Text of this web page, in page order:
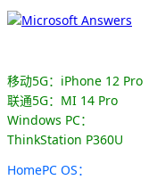
移动5G：iPhone 12 Pro
联通5G：MI 14 Pro
Windows PC：
ThinkStation P360U
HomePC OS：